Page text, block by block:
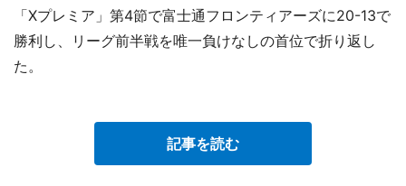
「Xプレミア」第4節で富士通フロンティアーズに20-13で
勝利し、リーグ前半戦を唯一負けなしの首位で折り返し
た。
記事を読む